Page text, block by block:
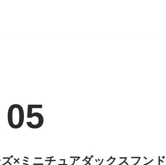
×ミニチュアダックスフンド